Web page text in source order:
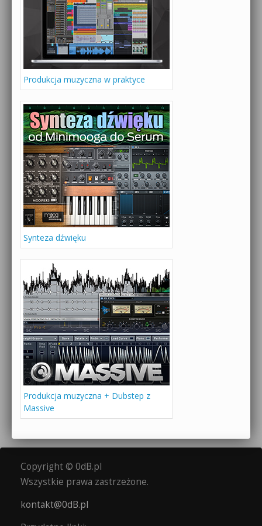
Produkcja muzyczna w praktyce
Synteza dźwięku
Produkcja muzyczna + Dubstep z
Massive
Copyright © 0dB.pl
Wszystkie prawa zastrzeżone.
kontakt@0dB.pl